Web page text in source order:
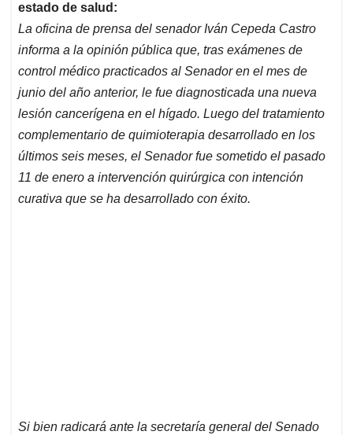
estado de salud:
La oficina de prensa del senador Iván Cepeda Castro
informa a la opinión pública que, tras exámenes de
control médico practicados al Senador en el mes de
junio del año anterior, le fue diagnosticada una nueva
lesión cancerígena en el hígado. Luego del tratamiento
complementario de quimioterapia desarrollado en los
últimos seis meses, el Senador fue sometido el pasado
11 de enero a intervención quirúrgica con intención
curativa que se ha desarrollado con éxito.
Si bien radicará ante la secretaría general del Senado